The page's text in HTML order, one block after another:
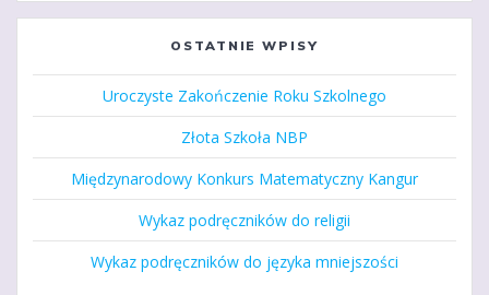
OSTATNIE WPISY
Uroczyste Zakończenie Roku Szkolnego
Złota Szkoła NBP
Międzynarodowy Konkurs Matematyczny Kangur
Wykaz podręczników do religii
Wykaz podręczników do języka mniejszości